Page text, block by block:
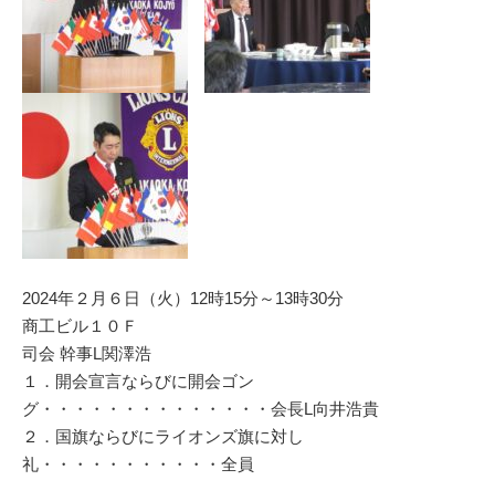
2024年２月６日（火）12時15分～13時30分
商工ビル１０Ｆ
司会 幹事L関澤浩
１．開会宣言ならびに開会ゴン
グ・・・・・・・・・・・・・・会長L向井浩貴
２．国旗ならびにライオンズ旗に対し
礼・・・・・・・・・・・全員